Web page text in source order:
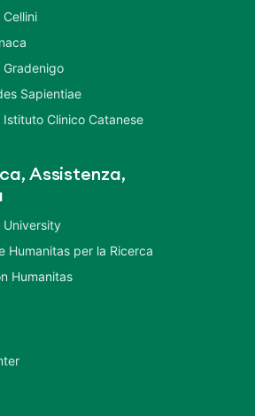
Cellini
Gradenigo
Sapientiae
Istituto Clinico Catanese
Assistenza,
University
Humanitas per la Ricerca
Humanitas